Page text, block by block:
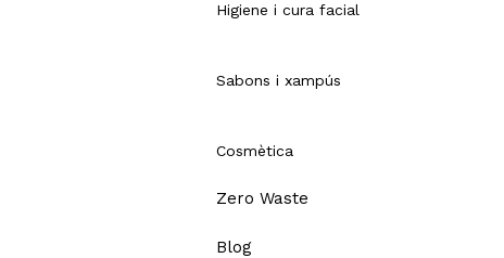
Higiene i cura facial
Sabons i xampús
Cosmètica
Zero Waste
Blog